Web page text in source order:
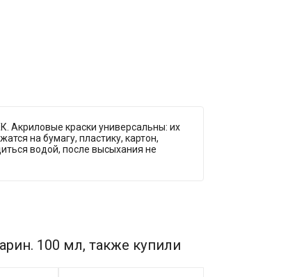
Акриловые краски универсальны: их
на бумагу, пластику, картон,
водой, после высыхания не
100 мл, также купили